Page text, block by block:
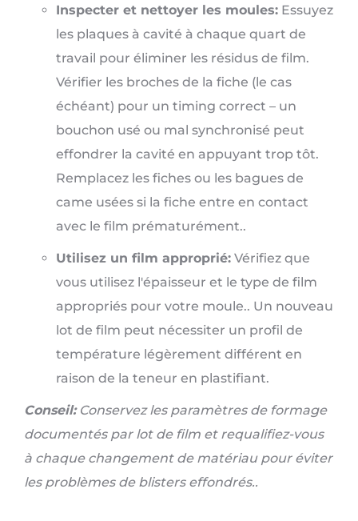
Inspecter et nettoyer les moules: Essuyez
les plaques à cavité à chaque quart de
travail pour éliminer les résidus de film.
Vérifier les broches de la fiche (le cas
échéant) pour un timing correct – un
bouchon usé ou mal synchronisé peut
effondrer la cavité en appuyant trop tôt.
Remplacez les fiches ou les bagues de
came usées si la fiche entre en contact
avec le film prématurément..
Utilisez un film approprié: Vérifiez que
vous utilisez l'épaisseur et le type de film
appropriés pour votre moule.. Un nouveau
lot de film peut nécessiter un profil de
température légèrement différent en
raison de la teneur en plastifiant.
Conseil:Conservez les paramètres de formage
documentés par lot de film et requalifiez-vous
à chaque changement de matériau pour éviter
les problèmes de blisters effondrés..